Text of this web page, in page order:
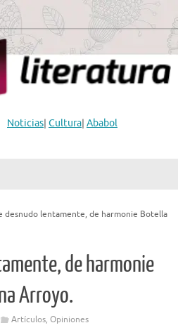
Noticias| Cultura| Ababol
desnudo lentamente, de harmonie Botella
de harmonie
Arroyo.
Artículos, Opiniones